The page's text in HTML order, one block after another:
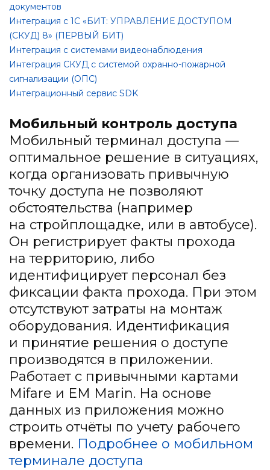
документов
Интеграция с 1С «БИТ: УПРАВЛЕНИЕ ДОСТУПОМ
(СКУД) 8» (ПЕРВЫЙ БИТ)
Интеграция с системами видеонаблюдения
Интеграция СКУД с системой охранно-пожарной
сигнализации (ОПС)
Интеграционный сервис SDK
Мобильный контроль доступа
Мобильный терминал доступа —
оптимальное решение в ситуациях,
когда организовать привычную
точку доступа не позволяют
обстоятельства (например
на стройплощадке, или в автобусе).
Он регистрирует факты прохода
на территорию, либо
идентифицирует персонал без
фиксации факта прохода. При этом
отсутствуют затраты на монтаж
оборудования. Идентификация
и принятие решения о доступе
производятся в приложении.
Работает с привычными картами
Mifare и EM Marin. На основе
данных из приложения можно
строить отчёты по учету рабочего
времени. Подробнее о мобильном
терминале доступа